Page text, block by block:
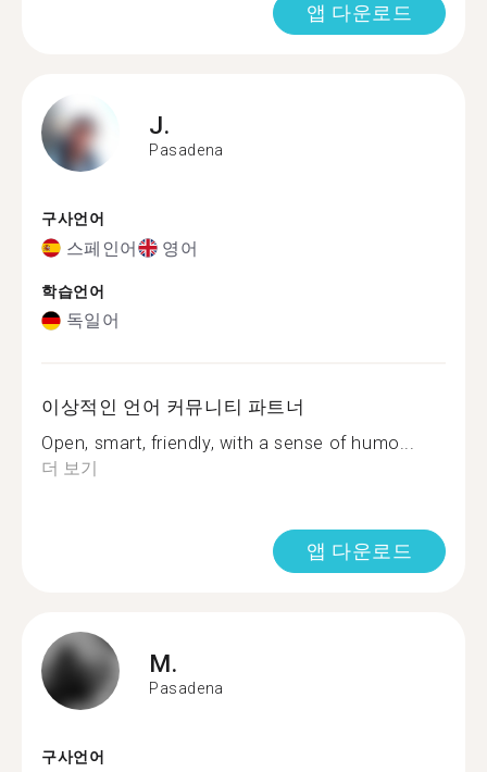
앱 다운로드
J.
Pasadena
구사언어
스페인어 영어
학습언어
독일어
이상적인 언어 커뮤니티 파트너
Open, smart, friendly, with a sense of humo...
더 보기
앱 다운로드
M.
Pasadena
구사언어